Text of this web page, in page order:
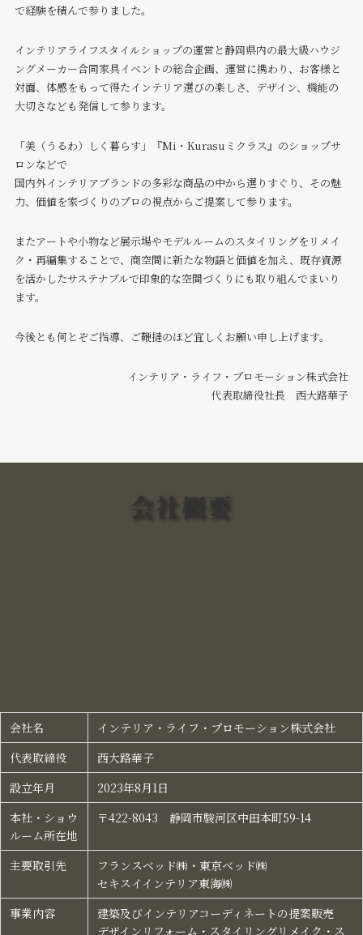
で経験を積んで参りました。
インテリアライフスタイルショップの運営と静岡県内の最大級ハウジ
ングメーカー合同家具イベントの総合企画、運営に携わり、お客様と
対面、体感をもって得たインテリア選びの楽しさ、デザイン、機能の
大切さなども発信して参ります。
「美（うるわ）しく暮らす」『Mi・Kurasuミクラス』のショップサ
ロンなどで
国内外インテリアブランドの多彩な商品の中から選りすぐり、その魅
力、価値を家づくりのプロの視点からご提案して参ります。
またアートや小物など展示場やモデルルームのスタイリングをリメイ
ク・再編集することで、商空間に新たな物語と価値を加え、既存資源
を活かしたサステナブルで印象的な空間づくりにも取り組んでまいり
ます。
今後とも何とぞご指導、ご鞭撻のほど宜しくお願い申し上げます。
インテリア・ライフ・プロモーション株式会社
代表取締役社長 西大路華子
会社概要
会社名
インテリア・ライフ・プロモーション株式会社​
代表取締役
西大路華子​
設立年月​
2023年8月1日​
本社・ショウ
ルーム所在地​
〒422-8043 静岡市駿河区中田本町59-14​
主要取引先​
フランスベッド㈱・東京ベッド㈱​
セキスイインテリア東海㈱​
事業内容​
建築及びインテリアコーディネートの提案販売​
デザインリフォーム​・スタイリングリメイク・ス